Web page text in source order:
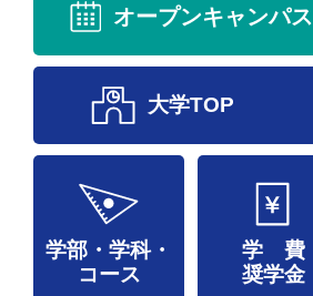
オープンキャンパス
大学TOP
学部・学科・
コース
学 費
奨学金